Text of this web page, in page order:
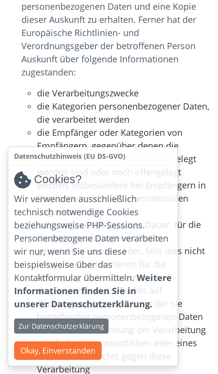
personenbezogenen Daten und eine Kopie
dieser Auskunft zu erhalten. Ferner hat der
Europäische Richtlinien- und
Verordnungsgeber der betroffenen Person
Auskunft über folgende Informationen
zugestanden:
die Verarbeitungszwecke
die Kategorien personenbezogener Daten,
die verarbeitet werden
die Empfänger oder Kategorien von
Empfängern, gegenüber denen die
personenbezogenen Daten offengelegt
worden sind oder noch offengelegt
werden, insbesondere bei Empfängern in
Drittländern oder bei internationalen
Organisationen
falls möglich die geplante Dauer, für die
die personenbezogenen Daten
gespeichert werden, oder, falls dies nicht
möglich ist, die Kriterien für die
Festlegung dieser Dauer
das Bestehen eines Rechts auf
Berichtigung oder Löschung der sie
betreffenden personenbezogenen Daten
oder auf Einschränkung der Verarbeitung
durch den Verantwortlichen oder eines
Widerspruchsrechts gegen diese
Verarbeitung
Datenschutzhinweis (EU DS-GVO)
Cookies?
Wir verwenden ausschließlich
technisch notwendige Cookies
beziehungsweise PHP-Sessions.
Personenbezogene Daten verarbeiten
wir nur, wenn Sie uns diese
beispielsweise über das
Kontaktformular übermitteln.Weitere
Informationen finden Sie in
unserer Datenschutzerklärung.
Zur Datenschutzerklärung
Okay, Einverstanden